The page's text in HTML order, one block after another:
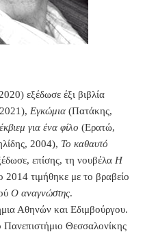
εξέδωσε έξι βιβλία
Εγκώμια (Πατάκης,
για ένα φίλο (Ερατώ,
2004), Το καθαυτό
επίσης, τη νουβέλα Η
τιμήθηκε με το βραβείο
Ο αναγνώστης.
Αθηνών και Εδιμβούργου.
Πανεπιστήμιο Θεσσαλονίκης